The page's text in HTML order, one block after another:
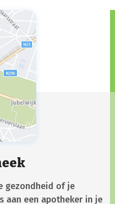
gezondheid of je
aan een apotheker in je